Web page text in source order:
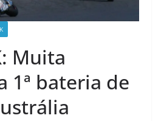
Muita
1ª bateria de